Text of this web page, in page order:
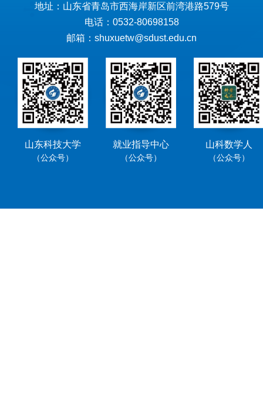
地址：山东省青岛市西海岸新区前湾港路579号
电话：0532-80698158
邮箱：shuxuetw@sdust.edu.cn
山东科技大学
（公众号）
就业指导中心
（公众号）
山科数学人
（公众号）